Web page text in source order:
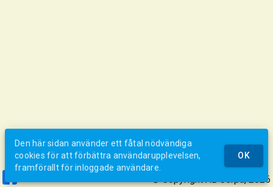
© Copyright AB Jerpa, 2026
Den här sidan använder ett fåtal nödvändiga
cookies för att förbättra användarupplevelsen,
framförallt för inloggade användare.
OK